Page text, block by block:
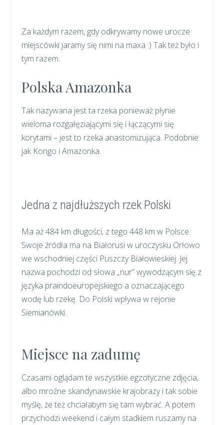
Za każdym razem, gdy odkrywamy nowe urocze
miejscówki jaramy się nimi na maxa :) Tak też było i
tym razem.
Polska Amazonka
Tak nazywana jest ta rzeka ponieważ płynie
wieloma rozgałęziającymi się i łączącymi się
korytami – jest to rzeka anastomizująca. Podobnie
jak Kongo i Amazonka.
Jedna z najdłuższych rzek Polski
Ma aż 484 km długości, z tego 448 km w Polsce.
Swoje źródła ma na Białorusi w uroczysku Orłowo
we wschodniej części Puszczy Białowieskiej. Jej
nazwa pochodzi od słowa „nur” wywodzącym się z
języka praindoeuropejskiego a oznaczającego
wodę lub rzekę. Do Polski wpływa w rejonie
Siemianówki.
Miejsce na zadumę
Czasami oglądam te wszystkie egzotyczne zdjęcia,
albo mroźne skandynawskie krajobrazy i tak sobie
myślę, że też chciałabym się tam wybrać. A potem
przychodzi weekend i całym stadkiem ruszamy na